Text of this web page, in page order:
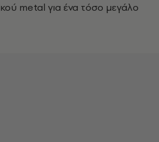
metal για ένα τόσο μεγάλο